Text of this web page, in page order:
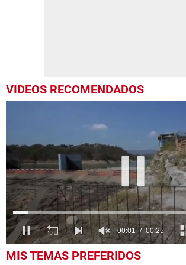
VIDEOS RECOMENDADOS
seconds
MIS TEMAS PREFERIDOS